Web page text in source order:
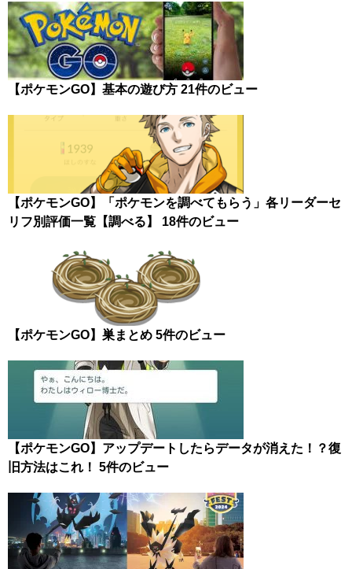
【ポケモンGO】基本の遊び方 21件のビュー
【ポケモンGO】「ポケモンを調べてもらう」各リーダーセ
リフ別評価一覧【調べる】
18件のビュー
【ポケモンGO】巣まとめ 5件のビュー
【ポケモンGO】アップデートしたらデータが消えた！？復
旧方法はこれ！ 5件のビュー